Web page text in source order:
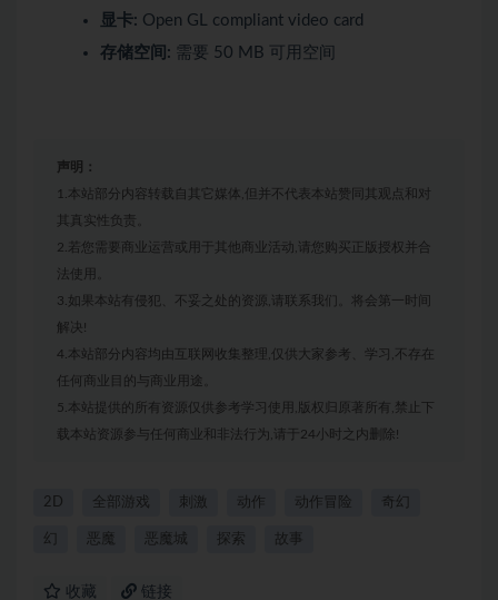
显卡: Open GL compliant video card
存储空间: 需要 50 MB 可用空间
声明：
1.本站部分内容转载自其它媒体,但并不代表本站赞同其观点和对
其真实性负责。
2.若您需要商业运营或用于其他商业活动,请您购买正版授权并合
法使用。
3.如果本站有侵犯、不妥之处的资源,请联系我们。将会第一时间
解决!
4.本站部分内容均由互联网收集整理,仅供大家参考、学习,不存在
任何商业目的与商业用途。
5.本站提供的所有资源仅供参考学习使用,版权归原著所有,禁止下
载本站资源参与任何商业和非法行为,请于24小时之内删除!
2D 全部游戏 刺激 动作 动作冒险 奇幻
幻 恶魔 恶魔城 探索 故事
收藏 链接